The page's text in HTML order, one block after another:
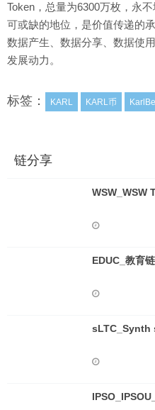
Token，总量为6300万枚，永
可或缺的地位，是价值传递的
数据产生、数据分享、数据使
发展动力。
标签： KARL KARL币
链分享
WSW_WSW
EDUC_教育
sLTC_Synth